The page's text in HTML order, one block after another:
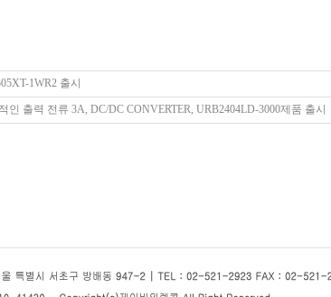
1WR2 출시
인 출력 전류 3A, DC/DC CONVERTER, URB2404LD-3000제품 출시